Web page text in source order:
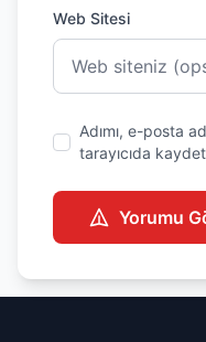
Web Sitesi
Adımı, e-posta
tarayıcıda
Yorumu